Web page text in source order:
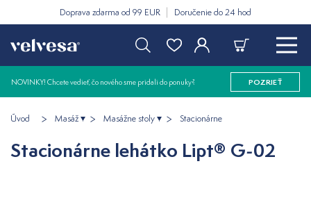
Doprava zdarma od 99 EUR Doručenie do 24 hod
NOVINKY! Chcete vedieť, čo nového sme pridali do ponuky? POZRIEŤ
Úvod Masáž Masážne stoly Stacionárne
Stacionárne lehátko Lipt® G-02